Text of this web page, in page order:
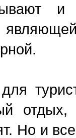
отдых,
Но и